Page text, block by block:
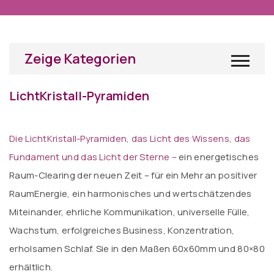
Zeige Kategorien
LichtKristall-Pyramiden
Die LichtKristall-Pyramiden, das Licht des Wissens, das
Fundament und das Licht der Sterne –ein energetisches
Raum-Clearing der neuen Zeit – für ein Mehr an positiver
RaumEnergie, ein harmonisches und wertschätzendes
Miteinander, ehrliche Kommunikation, universelle Fülle,
Wachstum, erfolgreiches Business, Konzentration,
erholsamen Schlaf. Sie in den Maßen 60x60mm und 80×80
erhältlich.